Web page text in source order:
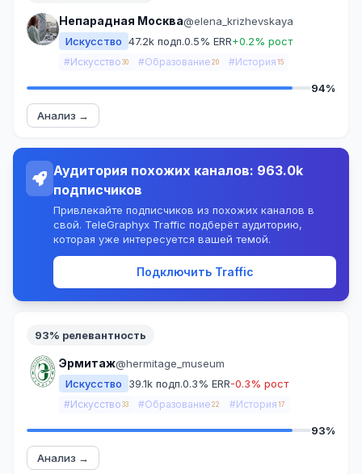
Непарадная Москва@elena_krizhevskaya
Искусство 47.2k подп.0.5% ERR+0.2% рост
#Искусство 30 #Образование 20 #История 15
94%
Анализ →
Аудитория похожих каналов: 963.0k
подписчиков
Привлекайте подписчиков из похожих каналов в
свой. TeleGraphyx Traffic подберёт аудиторию,
которая уже интересуется вашей темой.
Подключить Traffic
93% релевантность
Эрмитаж@hermitage_museum
Искусство
39.1k подп.0.3% ERR-0.3% рост
#Искусство 33 #Образование 22 #История 17
93%
Анализ →